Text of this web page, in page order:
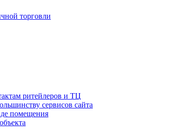
торговли
ритейлеров и ТЦ
сервисов сайта
помещения